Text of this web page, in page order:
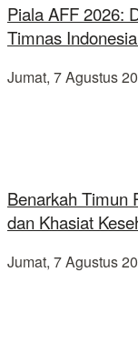
Piala AFF 2026:
Timnas
Jumat, 7 Agustus
Benarkah Timun
dan Khasiat
Jumat, 7 Agustus